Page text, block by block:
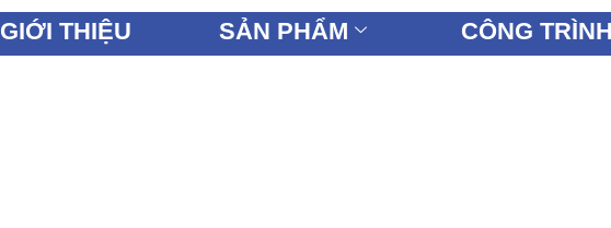
GIỚI THIỆU SẢN PHẨM CÔNG